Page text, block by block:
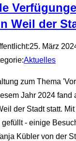
Weil der
25. März
Aktuelles
zum Thema
Jahr 2024 fand
der Stadt statt.
- einige
Kübler von der